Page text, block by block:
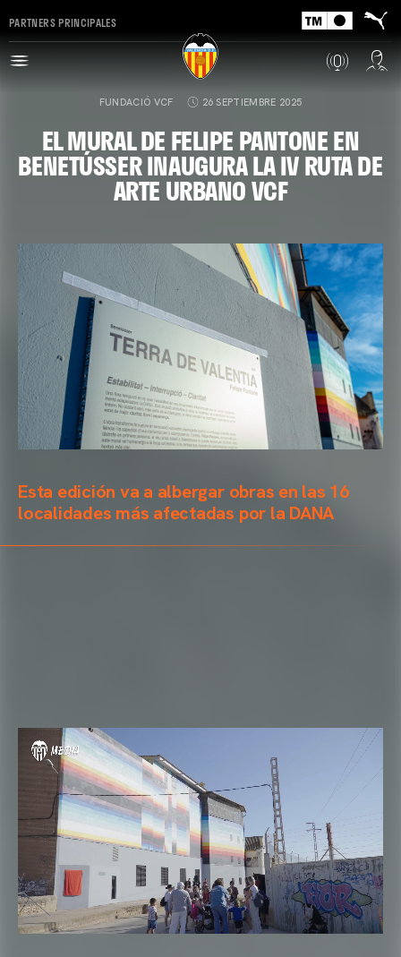
PARTNERS PRINCIPALES
FUNDACIÓ VCF 26 SEPTIEMBRE 2025
EL MURAL DE FELIPE PANTONE EN
BENETÚSSER INAUGURA LA IV RUTA DE
ARTE URBANO VCF
Esta edición va a albergar obras en las 16
localidades más afectadas por la DANA